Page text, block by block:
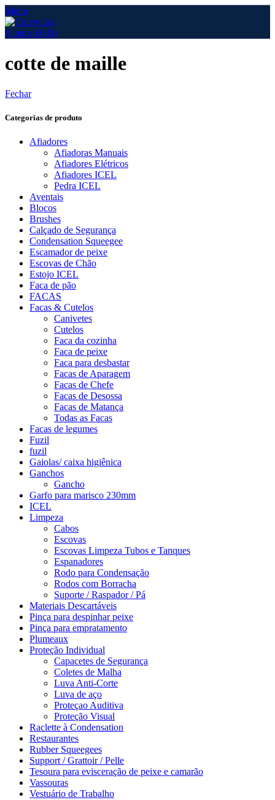
Menu
0 items €0.00
cotte de maille
Fechar
Categorias de produto
Afiadores
Afiadoras Manuais
Afiadores Elétricos
Afiadores ICEL
Pedra ICEL
Aventais
Blocos
Brushes
Calçado de Segurança
Condensation Squeegee
Escamador de peixe
Escovas de Chão
Estojo ICEL
Faca de pão
FACAS
Facas & Cutelos
Canivetes
Cutelos
Faca da cozinha
Faca de peixe
Faca para desbastar
Facas de Aparagem
Facas de Chefe
Facas de Desossa
Facas de Matança
Todas as Facas
Facas de legumes
Fuzil
fuzil
Gaiolas/ caixa higiênica
Ganchos
Gancho
Garfo para marisco 230mm
ICEL
Limpeza
Cabos
Escovas
Escovas Limpeza Tubos e Tanques
Espanadores
Rodo para Condensação
Rodos com Borracha
Suporte / Raspador / Pá
Materiais Descartáveis
Pinça para despinhar peixe
Pinça para empratamento
Plumeaux
Proteção Individual
Capacetes de Segurança
Coletes de Malha
Luva Anti-Corte
Luva de aço
Proteçao Auditiva
Proteção Visual
Raclette à Condensation
Restaurantes
Rubber Squeegees
Support / Grattoir / Pelle
Tesoura para evisceração de peixe e camarão
Vassouras
Vestuário de Trabalho